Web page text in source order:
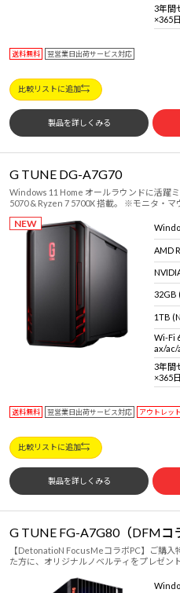
3年間
×365
送料無料 翌営業日出荷サービス対応
比較リストに追加
製品を詳しくみる
G TUNE DG-A7G70
Windows 11 Home オールラウンドに活躍
5070 & Ryzen 7 5700X 搭載。 ※モニタ・マ
NEW
AMD
32GB
1TB
Wi-Fi
ax/ac/
3年間
×365
送料無料 翌営業日出荷サービス対応 アウトレット
比較リストに追加
製品を詳しくみる
G TUNE FG-A7G80（DFMコ
【DetonatioN FocusMeコラボPC】ご購
た方に、オリジナルノベルティをプレゼント